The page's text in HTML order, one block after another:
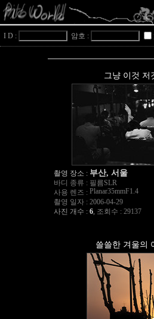
I D : 암호 :
그냥 이것 저
촬영 장소 : 부산, 서울
바디 종류 : 필름SLR
사용 렌즈 : Planar35mmF1.4
촬영 일자 : 2006-04-29
사진 개수 : 6, 조회수 : 29137
쓸쓸한 겨울의